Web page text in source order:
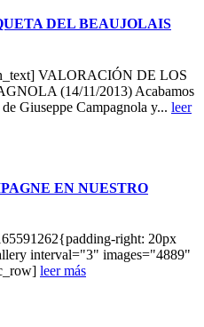
DEL BEAUJOLAIS
VALORACIÓN DE LOS
(14/11/2013) Acabamos
Giuseppe Campagnola y... leer
EN NUESTRO
right: 20px
interval="3" images="4889"
leer más